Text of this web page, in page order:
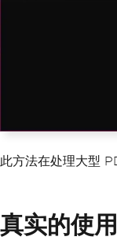
此方法在处理大型
真实的使